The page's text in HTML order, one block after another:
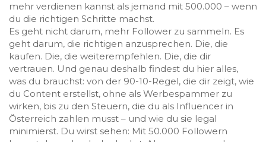
mehr verdienen kannst als jemand mit 500.000 – wenn
du die richtigen Schritte machst.
Es geht nicht darum, mehr Follower zu sammeln. Es
geht darum, die richtigen anzusprechen. Die, die
kaufen. Die, die weiterempfehlen. Die, die dir
vertrauen. Und genau deshalb findest du hier alles,
was du brauchst: von der 90-10-Regel, die dir zeigt, wie
du Content erstellst, ohne als Werbespammer zu
wirken, bis zu den Steuern, die du als Influencer in
Österreich zahlen musst – und wie du sie legal
minimierst. Du wirst sehen: Mit 50.000 Followern